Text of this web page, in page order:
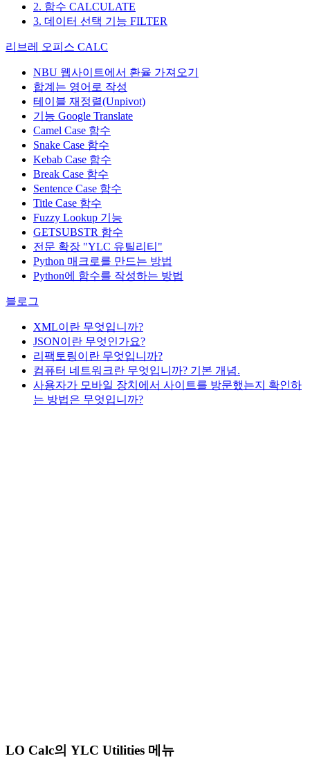
2. 함수 CALCULATE
3. 데이터 선택 기능 FILTER
리브레 오피스 CALC
NBU 웹사이트에서 환율 가져오기
합계는 영어로 작성
테이블 재정렬(Unpivot)
기능 Google Translate
Camel Case 함수
Snake Case 함수
Kebab Case 함수
Break Case 함수
Sentence Case 함수
Title Case 함수
Fuzzy Lookup 기능
GETSUBSTR 함수
전문 확장 "YLC 유틸리티"
Python 매크로를 만드는 방법
Python에 함수를 작성하는 방법
블로그
XML이란 무엇입니까?
JSON이란 무엇인가요?
리팩토링이란 무엇입니까?
컴퓨터 네트워크란 무엇입니까? 기본 개념.
사용자가 모바일 장치에서 사이트를 방문했는지 확인하
는 방법은 무엇입니까?
LO Calc의 YLC Utilities 메뉴